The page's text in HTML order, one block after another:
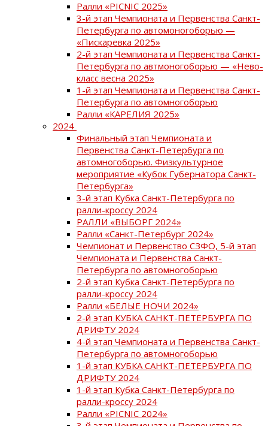
Ралли «PICNIC 2025»
3-й этап Чемпионата и Первенства Санкт-
Петербурга по автомоногоборью —
«Пискаревка 2025»
2-й этап Чемпионата и Первенства Санкт-
Петербурга по автмоногоборью — «Нево-
класс весна 2025»
1-й этап Чемпионата и Первенства Санкт-
Петербурга по автомногоборью
Ралли «КАРЕЛИЯ 2025»
2024
Финальный этап Чемпионата и
Первенства Санкт-Петербурга по
автомногоборью. Физкультурное
мероприятие «Кубок Губернатора Санкт-
Петербурга»
3-й этап Кубка Санкт-Петербурга по
ралли-кроссу 2024
РАЛЛИ «ВЫБОРГ 2024»
Ралли «Санкт-Петербург 2024»
Чемпионат и Первенство СЗФО, 5-й этап
Чемпионата и Первенства Санкт-
Петербурга по автомногоборью
2-й этап Кубка Санкт-Петербурга по
ралли-кроссу 2024
Ралли «БЕЛЫЕ НОЧИ 2024»
2-й этап КУБКА САНКТ-ПЕТЕРБУРГА ПО
ДРИФТУ 2024
4-й этап Чемпионата и Первенства Санкт-
Петербурга по автомногоборью
1-й этап КУБКА САНКТ-ПЕТЕРБУРГА ПО
ДРИФТУ 2024
1-й этап Кубка Санкт-Петербурга по
ралли-кроссу 2024
Ралли «PICNIC 2024»